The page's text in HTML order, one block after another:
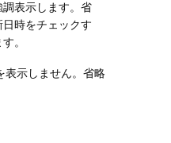
表示します。省
時をチェックす
。
表示しません。省略